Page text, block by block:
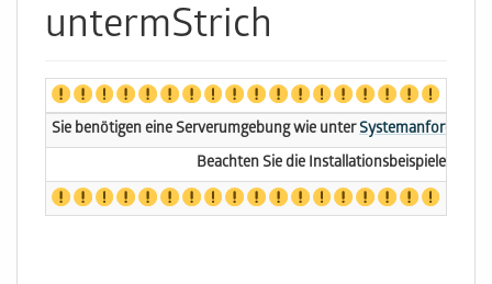
untermStrich
Sie benötigen eine Serverumgebung wie unter
Beachten Sie die Installationsbeispiele!